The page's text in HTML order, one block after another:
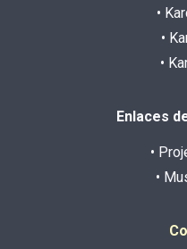
•
•
•
Enlaces
•
•